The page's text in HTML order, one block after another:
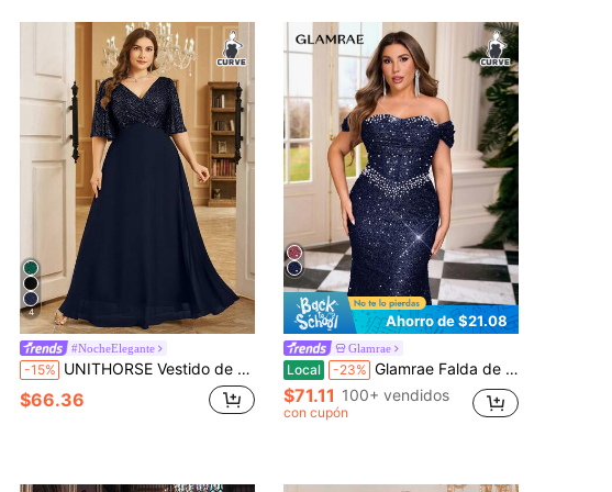
4
#NocheElegante
-15% UNITHORSE Vestido de fiesta elegante talla grande con cuello en V, mangas fruncidas, frente fruncido, empalme de lentejuelas y gasa para boda
$66.36
Ahorro de $21.08
Glamrae
Local -23% Glamrae Falda de sirena con pliegues, con cuentas de perlas, lentejuelas y elástica, de lujo y elegante, en tallas grandes, adecuada para bodas, fiestas, bailes de gala y vestidos de gala (muy recargada)
$71.11 100+ vendidos
con cupón